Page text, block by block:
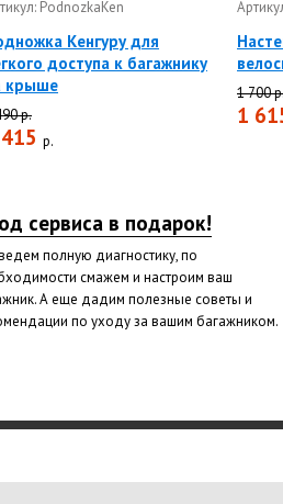
PodnozkaKen
Кенгуру для
доступа к багажнику
крыше
р.
р.
1 700
1
сервиса в подарок!
полную диагностику, по
смажем и настроим ваш
А еще дадим полезные советы и
по уходу за вашим багажником.